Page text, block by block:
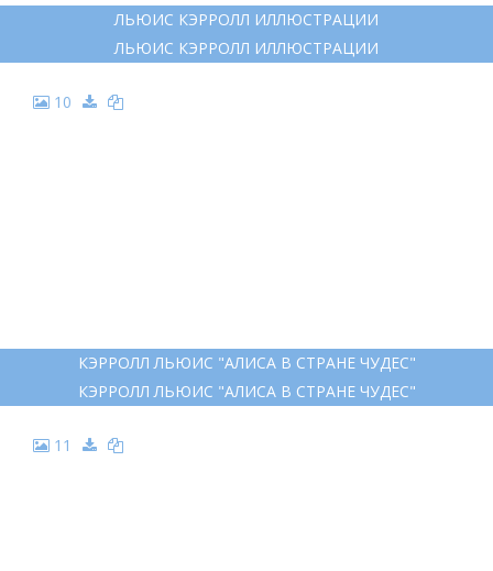
ЛЬЮИС КЭРРОЛЛ ИЛЛЮСТРАЦИИ
ЛЬЮИС КЭРРОЛЛ ИЛЛЮСТРАЦИИ
10
КЭРРОЛЛ ЛЬЮИС "АЛИСА В СТРАНЕ ЧУДЕС"
КЭРРОЛЛ ЛЬЮИС "АЛИСА В СТРАНЕ ЧУДЕС"
11